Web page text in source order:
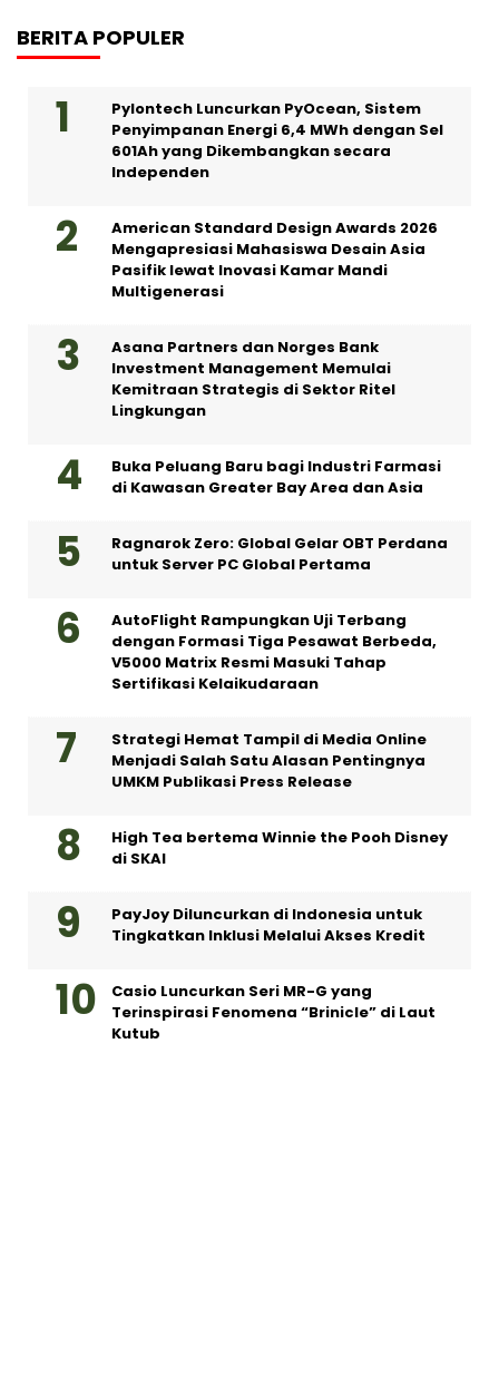
BERITA POPULER
Pylontech Luncurkan PyOcean, Sistem
Penyimpanan Energi 6,4 MWh dengan Sel
601Ah yang Dikembangkan secara
Independen
American Standard Design Awards 2026
Mengapresiasi Mahasiswa Desain Asia
Pasifik lewat Inovasi Kamar Mandi
Multigenerasi
Asana Partners dan Norges Bank
Investment Management Memulai
Kemitraan Strategis di Sektor Ritel
Lingkungan
Buka Peluang Baru bagi Industri Farmasi
di Kawasan Greater Bay Area dan Asia
Ragnarok Zero: Global Gelar OBT Perdana
untuk Server PC Global Pertama
AutoFlight Rampungkan Uji Terbang
dengan Formasi Tiga Pesawat Berbeda,
V5000 Matrix Resmi Masuki Tahap
Sertifikasi Kelaikudaraan
Strategi Hemat Tampil di Media Online
Menjadi Salah Satu Alasan Pentingnya
UMKM Publikasi Press Release
High Tea bertema Winnie the Pooh Disney
di SKAI
PayJoy Diluncurkan di Indonesia untuk
Tingkatkan Inklusi Melalui Akses Kredit
Casio Luncurkan Seri MR-G yang
Terinspirasi Fenomena “Brinicle” di Laut
Kutub